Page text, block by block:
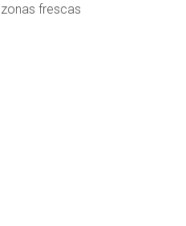
zonas frescas